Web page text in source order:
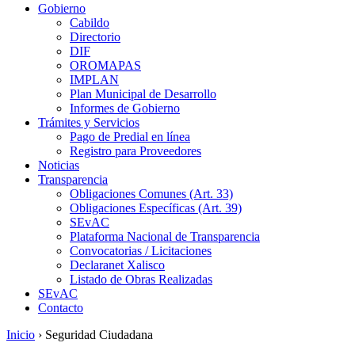
Gobierno
Cabildo
Directorio
DIF
OROMAPAS
IMPLAN
Plan Municipal de Desarrollo
Informes de Gobierno
Trámites y Servicios
Pago de Predial en línea
Registro para Proveedores
Noticias
Transparencia
Obligaciones Comunes (Art. 33)
Obligaciones Específicas (Art. 39)
SEvAC
Plataforma Nacional de Transparencia
Convocatorias / Licitaciones
Declaranet Xalisco
Listado de Obras Realizadas
SEvAC
Contacto
Inicio › Seguridad Ciudadana